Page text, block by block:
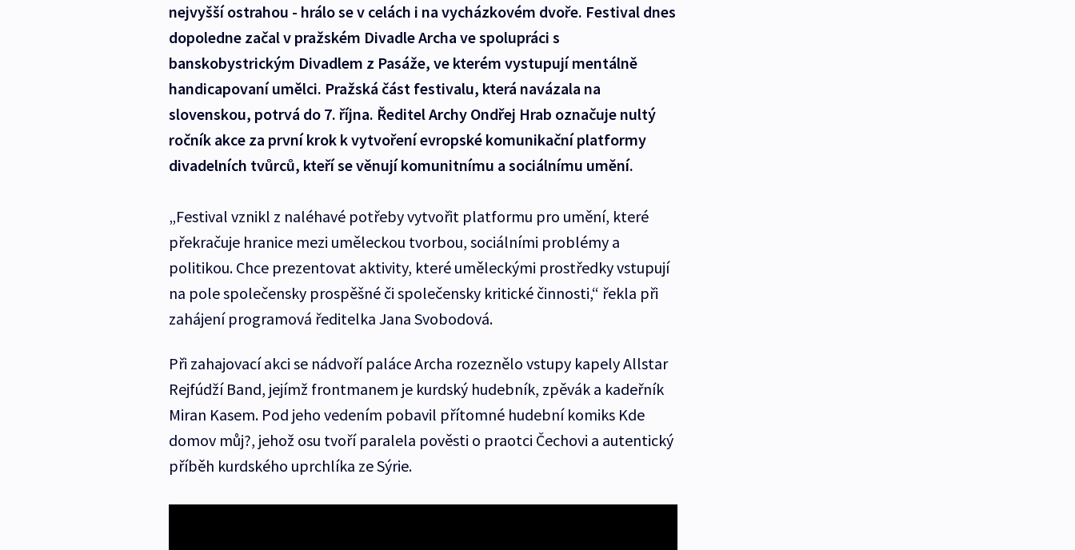
nejvyšší ostrahou - hrálo se v celách i na vycházkovém dvoře. Festival dnes
dopoledne začal v pražském Divadle Archa ve spolupráci s
banskobystrickým Divadlem z Pasáže, ve kterém vystupují mentálně
handicapovaní umělci. Pražská část festivalu, která navázala na
slovenskou, potrvá do 7. října. Ředitel Archy Ondřej Hrab označuje nultý
ročník akce za první krok k vytvoření evropské komunikační platformy
divadelních tvůrců, kteří se věnují komunitnímu a sociálnímu umění.
„Festival vznikl z naléhavé potřeby vytvořit platformu pro umění, které
překračuje hranice mezi uměleckou tvorbou, sociálními problémy a
politikou. Chce prezentovat aktivity, které uměleckými prostředky vstupují
na pole společensky prospěšné či společensky kritické činnosti,“ řekla při
zahájení programová ředitelka Jana Svobodová.
Při zahajovací akci se nádvoří paláce Archa rozeznělo vstupy kapely Allstar
Rejfúdží Band, jejímž frontmanem je kurdský hudebník, zpěvák a kadeřník
Miran Kasem. Pod jeho vedením pobavil přítomné hudební komiks Kde
domov můj?, jehož osu tvoří paralela pověsti o praotci Čechovi a autentický
příběh kurdského uprchlíka ze Sýrie.